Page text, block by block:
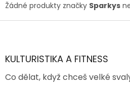
Žádné produkty značky Sparkys
Z
aKULTURISTIKA A FITNESS
Co dělat, když chceš velké